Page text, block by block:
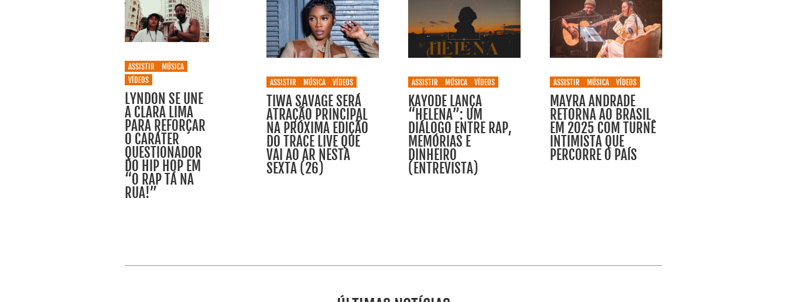
ASSISTIR
MÚSICA
VÍDEOS
LYNDON SE UNE
A CLARA LIMA
PARA REFORÇAR
O CARÁTER
QUESTIONADOR
DO HIP HOP EM
“O RAP TÁ NA
RUA!”
ASSISTIR MÚSICA VÍDEOS
TIWA SAVAGE SERÁ
ATRAÇÃO PRINCIPAL
NA PRÓXIMA EDIÇÃO
DO TRACE LIVE QUE
VAI AO AR NESTA
SEXTA (26)
ASSISTIR MÚSICA VÍDEOS
KAYODE LANÇA
“HELENA”: UM
DIÁLOGO ENTRE RAP,
MEMÓRIAS E
DINHEIRO
(ENTREVISTA)
ASSISTIR MÚSICA VÍDEOS
MAYRA ANDRADE
RETORNA AO BRASIL
EM 2025 COM TURNÊ
INTIMISTA QUE
PERCORRE O PAÍS